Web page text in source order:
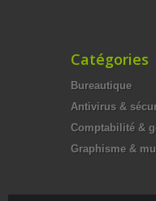
Catégories
Bureautique
Antivirus &
Comptabilité &
Graphisme &